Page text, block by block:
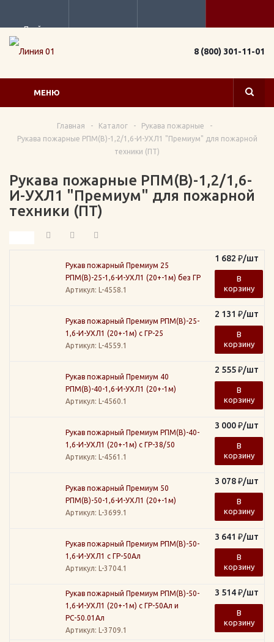
Прайс
8 (800) 301-11-01
МЕНЮ
Главная - Каталог - Рукава пожарные
-
Рукава пожарные РПМ(В)-1,2/1,6-И-УХЛ1 "Премиум" для пожарной
техники (ПТ)
Рукава пожарные РПМ(В)-1,2/1,6-
И-УХЛ1 "Премиум" для пожарной
техники (ПТ)
Рукав пожарный Премиум 25
РПМ(В)-25-1,6-И-УХЛ1 (20+-1м) без ГР
Артикул: L-4558.1
1 682 ₽/шт
В
корзину
Рукав пожарный Премиум РПМ(В)-25-
1,6-И-УХЛ1 (20+-1м) с ГР-25
Артикул: L-4559.1
2 131 ₽/шт
В
корзину
Рукав пожарный Премиум 40
РПМ(В)-40-1,6-И-УХЛ1 (20+-1м)
Артикул: L-4560.1
2 555₽/шт
В
корзину
Рукав пожарный Премиум РПМ(В)-40-
1,6-И-УХЛ1 (20+-1м) с ГР-38/50
Артикул: L-4561.1
3 000₽/шт
В
корзину
Рукав пожарный Премиум 50
РПМ(В)-50-1,6-И-УХЛ1 (20+-1м)
Артикул: L-3699.1
3 078₽/шт
В
корзину
Рукав пожарный Премиум РПМ(В)-50-
1,6-И-УХЛ1 с ГР-50Ал
Артикул: L-3704.1
3 641 ₽/шт
В
корзину
Рукав пожарный Премиум РПМ(В)-50-
1,6-И-УХЛ1 (20+-1м) с ГР-50Ал и
РС-50.01Ал
Артикул: L-3709.1
3 514₽/шт
В
корзину